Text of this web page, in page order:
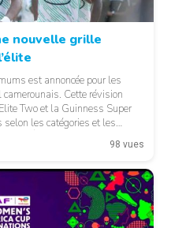
nouvelle grille
est annoncée pour les
Cette révision
Two et la Guinness Super
les catégories et les
Selon les informations98 vues